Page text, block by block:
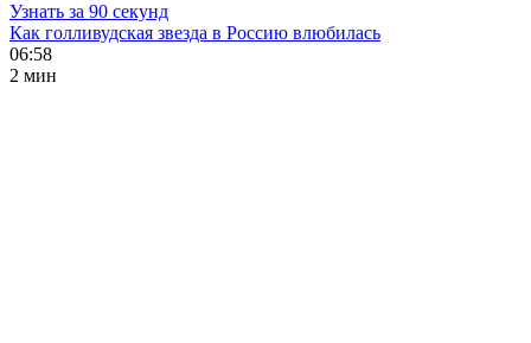
Узнать за 90 секунд
Как голливудская звезда в Россию влюбилась
06:58
2 мин